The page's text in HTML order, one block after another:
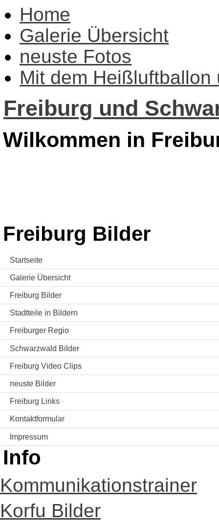
Home
Galerie Übersicht
neuste Fotos
Mit dem Heißluftballon
Freiburg und
Wilkommen in
Freiburg Bilder
Startseite
Galerie Übersicht
Freiburg Bilder
Stadtteile in Bildern
Freiburger Regio
Schwarzwald Bilder
Freiburg Video Clips
neuste Bilder
Freiburg Links
Kontaktformular
Impressum
Info
Kommunikationstrainer
Korfu Bilder